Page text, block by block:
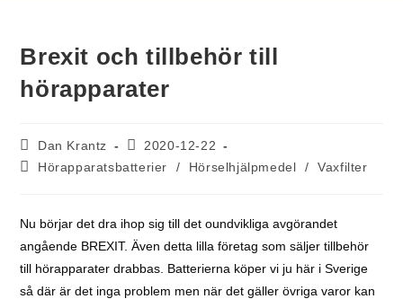
Brexit och tillbehör till
hörapparater
Inläggsförfattare:
Dan Krantz
Inlägget
publicerat:
2020-12-22
Inläggskategori:
Hörapparatsbatterier / Hörselhjälpmedel / Vaxfilter
Nu börjar det dra ihop sig till det oundvikliga avgörandet
angående BREXIT. Även detta lilla företag som säljer tillbehör
till hörapparater drabbas. Batterierna köper vi ju här i Sverige
så där är det inga problem men när det gäller övriga varor kan